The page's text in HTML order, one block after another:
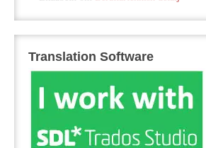
Translation Software